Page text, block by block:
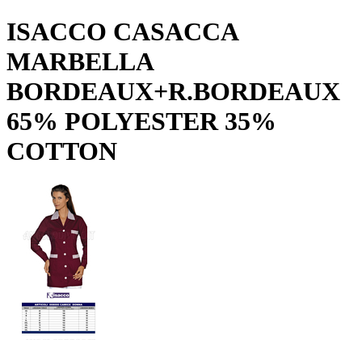
ISACCO CASACCA
MARBELLA
BORDEAUX+R.BORDEAUX
65% POLYESTER 35%
COTTON